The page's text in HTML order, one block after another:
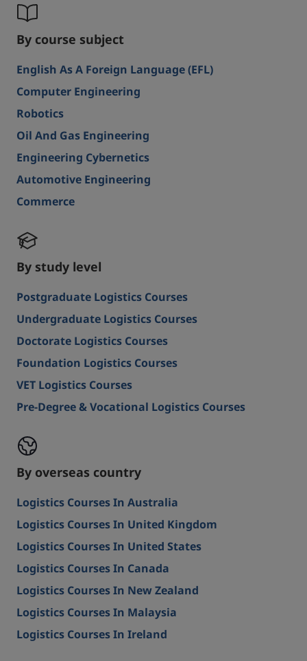
By course subject
English As A Foreign Language (EFL)
Computer Engineering
Robotics
Oil And Gas Engineering
Engineering Cybernetics
Automotive Engineering
Commerce
By study level
Postgraduate Logistics Courses
Undergraduate Logistics Courses
Doctorate Logistics Courses
Foundation Logistics Courses
VET Logistics Courses
Pre-Degree & Vocational Logistics Courses
By overseas country
Logistics Courses In Australia
Logistics Courses In United Kingdom
Logistics Courses In United States
Logistics Courses In Canada
Logistics Courses In New Zealand
Logistics Courses In Malaysia
Logistics Courses In Ireland